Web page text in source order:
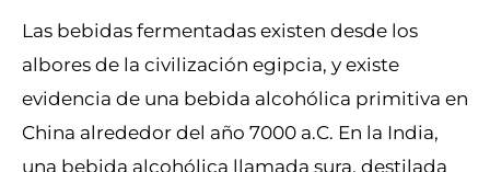
Las bebidas fermentadas existen desde los
albores de la civilización egipcia, y existe
evidencia de una bebida alcohólica primitiva en
China alrededor del año 7000 a.C. En la India,
una bebida alcohólica llamada sura, destilada